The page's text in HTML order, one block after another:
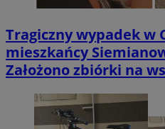
Tragiczny wypadek w
mieszkańcy
Założono zbiórki na